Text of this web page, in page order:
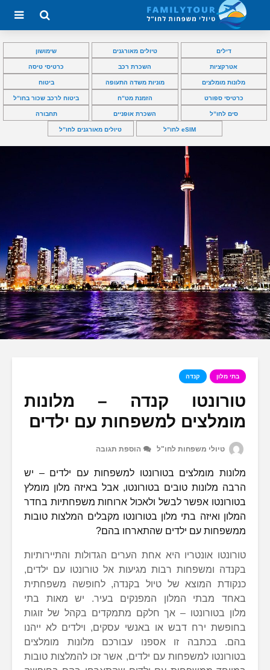
דילים טיולים מאורגנים שימושון
אטרקציות השכרת רכב כרטיסי טיסה
מלונות מומלצים מוניות משדה התעופה ביטוח
כרטיסי ספורט הזמנת מט”ח ביטוח לרכב שכור בחו”ל
סים לחו”ל השכרת אופניים תחבורה
eSIM לחו”ל טיולים מאורגנים לחו”ל
בתי מלון קנדה
טורונטו קנדה – מלונות
מומלצים למשפחות עם ילדים
טיולי משפחות לחו"ל הוספת תגובה
מלונות מומלצים בטורונטו למשפחות עם ילדים – יש
הרבה מלונות טובים בטורונטו, אבל באיזה מלון מומלץ
בטורונטו אפשר לבשל ולאכול ארוחות משפחתיות בחדר
המלון ואיזה בתי מלון בטורונטו מקבלים המלצות טובות
ממשפחות עם ילדים שהתארחו בהם?
טורונטו אונטריו היא אחת הערים הגדולות והתיירותיות
בקנדה ומשפחות רבות מגיעות אל טורונטו עם ילדים,
כנקודת המוצא של טיול בקנדה, לחופשה משפחתית
באחד מבתי המלון המפנקים בעיר. יש מאות בתי
מלון בטורונטו – אך חלקם מתמקדים בקהל של זוגות
בחופשת ירח דבש או באנשי עסקים, וילדים לא ייהנו
בהם. בכתבה זו אספנו עבורכם מלונות מומלצים
בטורונטו למשפחות עם ילדים, אשר זכו להמלצות טובות